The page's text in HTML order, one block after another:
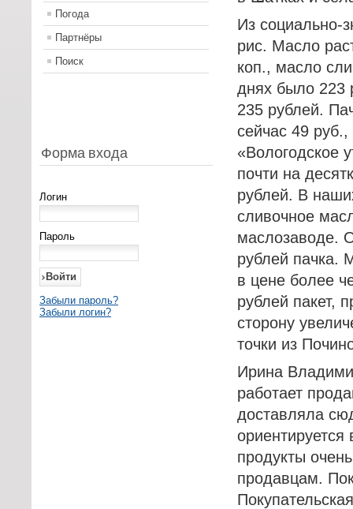
Погода
Партнёры
Поиск
Форма входа
Логин
Пароль
Забыли пароль?
Забыли логин?
Из социально-
рис. Масло
коп., масло
днях было 223
235 рублей.
сейчас 49
«Вологодское
почти на
рублей. В
сливочное
маслозаводе.
рублей пачка.
в цене более
рублей пакет,
сторону
точки из
Ирина
работает
доставляла
продукты
продавцам.